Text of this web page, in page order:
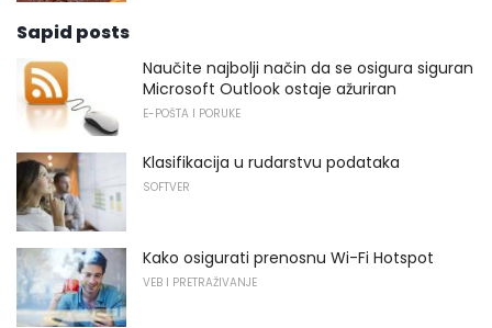
Sapid posts
Naučite najbolji način da se osigura siguran
Microsoft Outlook ostaje ažuriran
E-POŠTA I PORUKE
Klasifikacija u rudarstvu podataka
SOFTVER
Kako osigurati prenosnu Wi-Fi Hotspot
VEB I PRETRAŽIVANJE